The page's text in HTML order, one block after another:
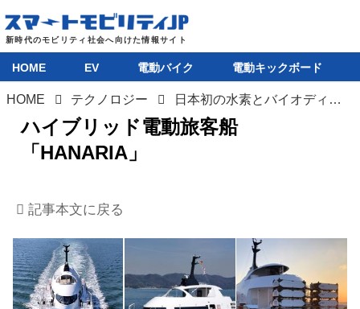
HOME
電動キックボード
ライフスタイル
HOME EV 電動バイク 電動キックボード
HOME テクノロジー 日本初の水素とバイオディーゼルのハイブリッド電動旅客船「HANARIA」が通常営業開始
ハイブリッド電動旅客船
「HANARIA」
記事本文に戻る